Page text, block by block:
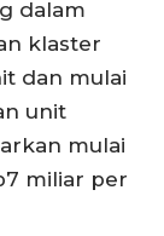
dalam
klaster
dan mulai
unit
mulai
miliar per